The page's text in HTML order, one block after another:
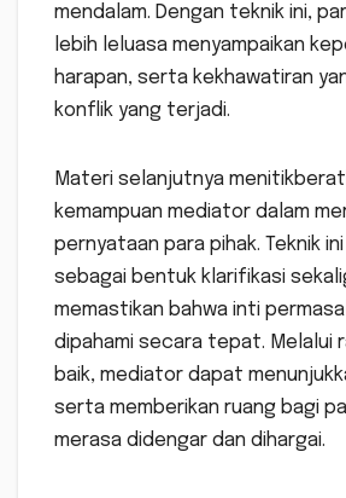
mendalam. Dengan teknik ini,
lebih leluasa menyampaikan
harapan, serta kekhawatiran
konflik yang terjadi.
Materi selanjutnya
kemampuan mediator dalam
pernyataan para pihak. Teknik
sebagai bentuk klarifikasi
memastikan bahwa inti
dipahami secara tepat. Melalui
baik, mediator dapat
serta memberikan ruang bagi
merasa didengar dan dihargai.